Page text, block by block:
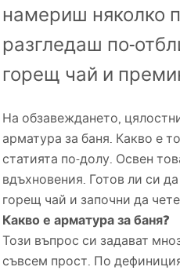
за баня
намериш няколко
разгледаш по-
горещ чай и
На обзавеждането,
арматура за баня. Какво е
статията по-долу. Освен
вдъхновения. Готов ли си
горещ чай и започни да
Какво е арматура за баня?
Този въпрос си задават
съвсем прост. По